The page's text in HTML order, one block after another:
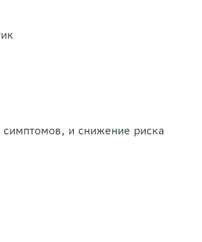
и снижение риска